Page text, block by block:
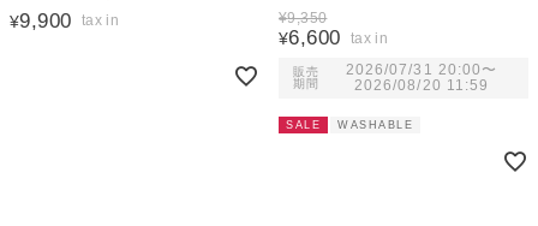
¥9,900
全3色｜lpg811-2223【2】
¥9,350
¥6,600
販売
期間
2026/07/31 20:00 〜
2026/08/20 11:59
SALE WASHABLE